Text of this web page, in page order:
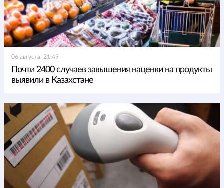
06 августа, 21:49
Почти 2400 случаев завышения наценки на продукты
выявили в Казахстане